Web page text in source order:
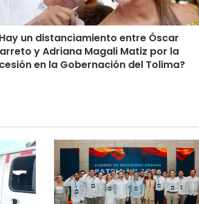
un distanciamiento entre Óscar
y Adriana Magali Matiz por la
en la Gobernación del Tolima?